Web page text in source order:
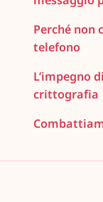
Perché non
telefono
L’impegno
crittografia